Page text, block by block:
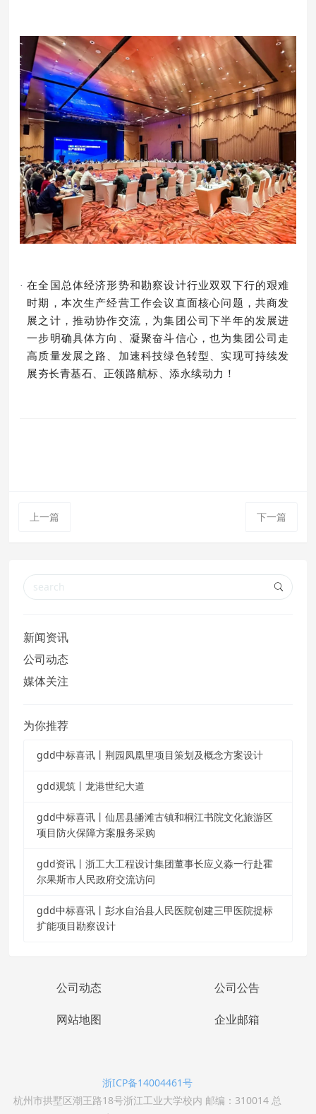
· 在全国总体经济形势和勘察设计行业双双下行的艰难
时期，本次生产经营工作会议直面核心问题，共商发
展之计，推动协作交流，为集团公司下半年的发展进
一步明确具体方向、凝聚奋斗信心，也为集团公司走
高质量发展之路、加速科技绿色转型、实现可持续发
展夯长青基石、正领路航标、添永续动力！
上一篇 下一篇
新闻资讯
公司动态
媒体关注
为你推荐
gdd中标喜讯丨荆园凤凰里项目策划及概念方案设计
gdd观筑丨龙港世纪大道
gdd中标喜讯丨仙居县皤滩古镇和桐江书院文化旅游区
项目防火保障方案服务采购
gdd资讯丨浙工大工程设计集团董事长应义淼一行赴霍
尔果斯市人民政府交流访问
gdd中标喜讯丨彭水自治县人民医院创建三甲医院提标
扩能项目勘察设计
公司动态 公司公告
网站地图 企业邮箱
浙ICP备14004461号
杭州市拱墅区潮王路18号浙江工业大学校内 邮编：310014 总